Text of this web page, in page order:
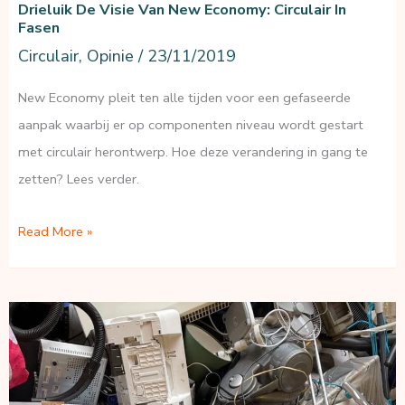
Drieluik De Visie Van New Economy: Circulair In
Fasen
Circulair, Opinie / 23/11/2019
New Economy pleit ten alle tijden voor een gefaseerde
aanpak waarbij er op componenten niveau wordt gestart
met circulair herontwerp. Hoe deze verandering in gang te
zetten? Lees verder.
Drieluik
New
Economy:
Circulair
Read More »